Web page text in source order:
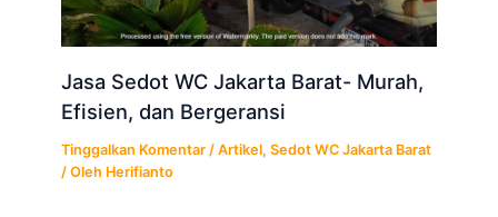
Jasa Sedot WC Jakarta Barat- Murah,
Efisien, dan Bergeransi
Tinggalkan Komentar /Artikel,Sedot WC Jakarta Barat
/ Oleh Herifianto